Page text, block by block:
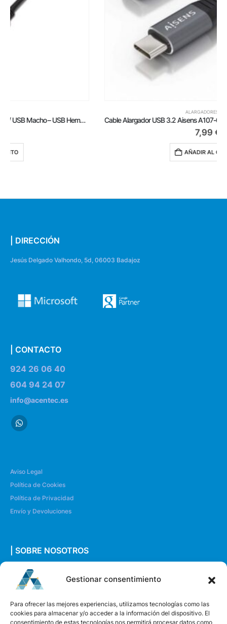
Gestionar consentimiento
Para ofrecer las mejores experiencias, utilizamos tecnologías como las
cookies para almacenar y/o acceder a la información del dispositivo. El
consentimiento de estas tecnologías nos permitirá procesar datos como
Cable Alargador USB 3.2 Aisens A107-0636/ USB Tipo-C Macho – USB Tipo-C Hembra/ Hasta 100W/ 20Gbps/ 2m/ Gris
| DIRECCIÓN
Jesús Delgado Valhondo, 5d, 06003 Badajoz
| CONTACTO
924 26 06 40
604 94 24 07
info@acentec.es
Aviso Legal
Política de Cookies
Política de Privacidad
Envío y Devoluciones
| SOBRE NOSOTROS
Quiénes somos
Envíanos un mensaje